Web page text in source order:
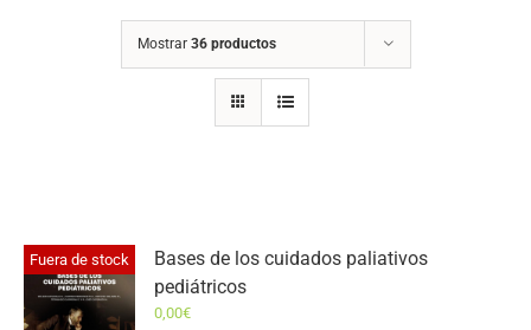
Mostrar 36 productos
Fuera de stock
Bases de los cuidados paliativos
pediátricos
0,00€